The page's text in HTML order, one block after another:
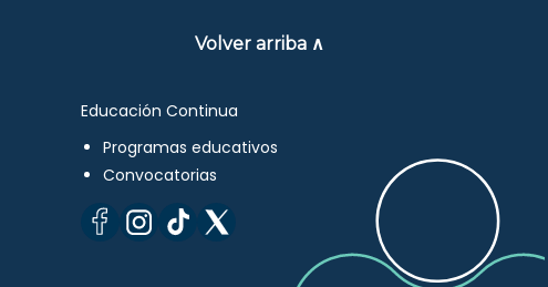
Volver arriba ∧
Educación Continua
Programas educativos
Convocatorias